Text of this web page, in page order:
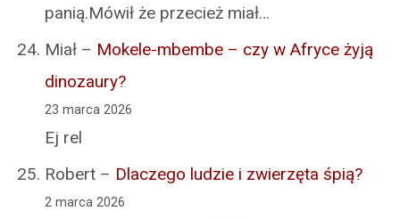
panią.Mówił że przecież miał…
Miał – Mokele-mbembe – czy w Afryce żyją
dinozaury?
23 marca 2026
Ej rel
Robert – Dlaczego ludzie i zwierzęta śpią?
2 marca 2026